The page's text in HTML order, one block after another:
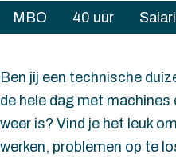
MBO 40 uur
Ben jij een technische
de hele dag met
weer is? Vind je het leuk
werken, problemen op te